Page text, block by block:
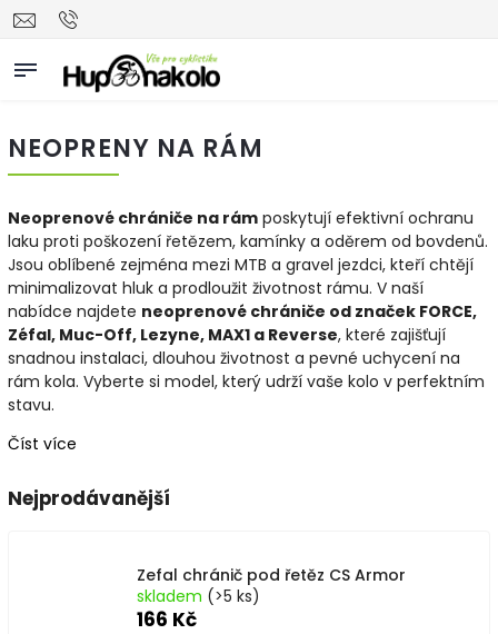
NEOPRENY NA RÁM
Neoprenové chrániče na rám poskytují efektivní ochranu
laku proti poškození řetězem, kamínky a oděrem od bovdenů.
Jsou oblíbené zejména mezi MTB a gravel jezdci, kteří chtějí
minimalizovat hluk a prodloužit životnost rámu. V naší
nabídce najdete neoprenové chrániče od značek FORCE,
Zéfal, Muc-Off, Lezyne, MAX1 a Reverse, které zajišťují
snadnou instalaci, dlouhou životnost a pevné uchycení na
rám kola. Vyberte si model, který udrží vaše kolo v perfektním
stavu.
Číst více
Nejprodávanější
Zefal chránič pod řetěz CS Armor
skladem (>5 ks)
166 Kč